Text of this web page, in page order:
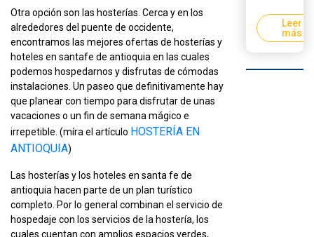
Otra opción son las hosterías. Cerca y en los
alrededores del puente de occidente,
encontramos las mejores ofertas de hosterías y
hoteles en santafe de antioquia en las cuales
podemos hospedarnos y disfrutas de cómodas
instalaciones. Un paseo que definitivamente hay
que planear con tiempo para disfrutar de unas
vacaciones o un fin de semana mágico e
irrepetible. (míra el artículo HOSTERÍA EN
ANTIOQUIA)
Las hosterías y los hoteles en santa fe de
antioquia hacen parte de un plan turístico
completo. Por lo general combinan el servicio de
hospedaje con los servicios de la hostería, los
cuales cuentan con amplios espacios verdes,
Leer
más